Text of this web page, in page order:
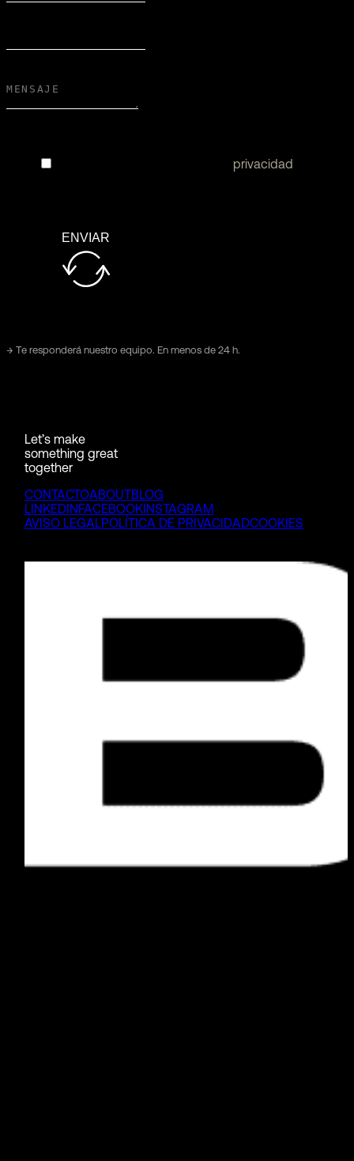
privacidad
ENVIAR
→ Te responderá nuestro equipo. En menos de 24 h.
Let’s make
something great
together
CONTACTOABOUTBLOG
LINKEDIN FACEBOOKINSTAGRAM
AVISO LEGALPOLÍTICA DE PRIVACIDADCOOKIES